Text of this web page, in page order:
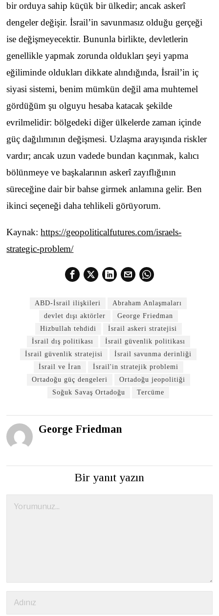
bir orduya sahip küçük bir ülkedir; ancak askerî
dengeler değişir. İsrail’in savunmasız olduğu gerçeği
ise değişmeyecektir. Bununla birlikte, devletlerin
genellikle yapmak zorunda oldukları şeyi yapma
eğiliminde oldukları dikkate alındığında, İsrail’in iç
siyasi sistemi, benim mümkün değil ama muhtemel
gördüğüm şu olguyu hesaba katacak şekilde
evrilmelidir: bölgedeki diğer ülkelerde zaman içinde
güç dağılımının değişmesi. Uzlaşma arayışında riskler
vardır; ancak uzun vadede bundan kaçınmak, kalıcı
bölünmeye ve başkalarının askerî zayıflığının
süreceğine dair bir bahse girmek anlamına gelir. Ben
ikinci seçeneği daha tehlikeli görüyorum.
Kaynak:https://geopoliticalfutures.com/israels-
strategic-problem/
ABD-İsrail ilişkileri
Abraham Anlaşmaları
devlet dışı aktörler
George Friedman
Hizbullah tehdidi
İsrail askeri stratejisi
İsrail dış politikası
İsrail güvenlik politikası
İsrail güvenlik stratejisi
İsrail savunma derinliği
İsrail ve İran
İsrail'in stratejik problemi
Ortadoğu güç dengeleri
Ortadoğu jeopolitiği
Soğuk Savaş Ortadoğu
Tercüme
George Friedman
Bir yanıt yazın